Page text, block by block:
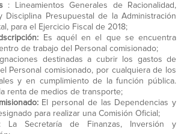
: Lineamientos Generales de Racionalidad,
Disciplina Presupuestal de la Administración
para el Ejercicio Fiscal de 2018;
Es aquél en el que se encuentra
de trabajo del Personal comisionado;
destinadas a cubrir los gastos de
Personal comisionado, por cualquiera de los
y en cumplimiento de la función pública.
renta de medios de transporte;
El personal de las Dependencias y
para realizar una Comisión Oficial;
Secretaría de Finanzas, Inversión y